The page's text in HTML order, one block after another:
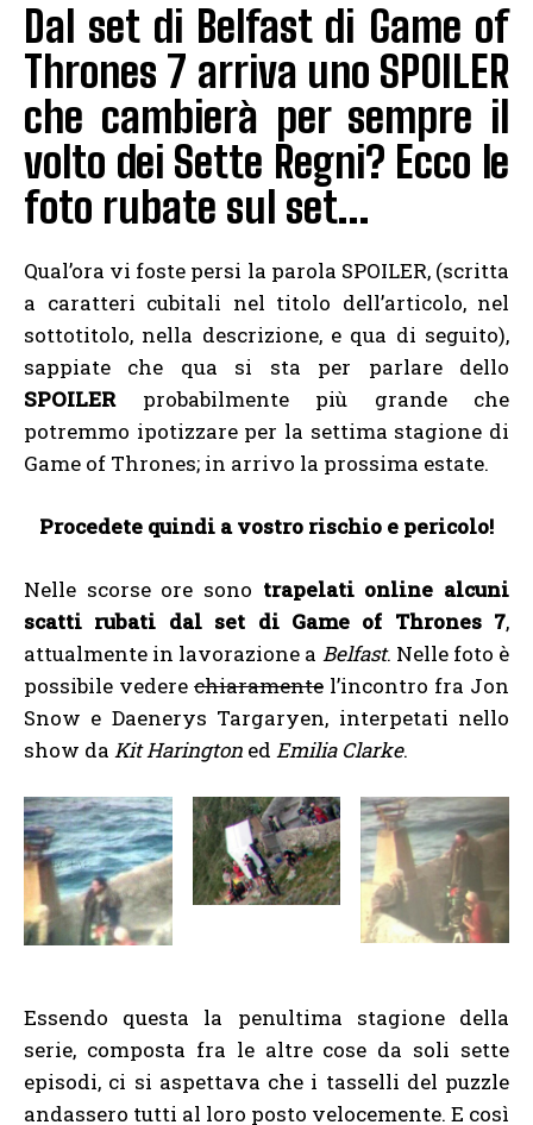
Dal set di Belfast di Game of
Thrones 7 arriva uno SPOILER
che cambierà per sempre il
volto dei Sette Regni? Ecco le
foto rubate sul set…
Qual’ora vi foste persi la parola SPOILER, (scritta
a caratteri cubitali nel titolo dell’articolo, nel
sottotitolo, nella descrizione, e qua di seguito),
sappiate che qua si sta per parlare dello
SPOILERprobabilmente più grande che
potremmo ipotizzare per la settima stagione di
Game of Thrones; in arrivo la prossima estate.
Procedete quindi a vostro rischio e pericolo!
Nelle scorse ore sono trapelati online alcuni
scatti rubati dal set di Game of Thrones 7,
attualmente in lavorazione a Belfast. Nelle foto è
possibile vedere chiaramente l’incontro fra Jon
Snow e Daenerys Targaryen, interpetati nello
show da Kit Harington ed Emilia Clarke.
Essendo questa la penultima stagione della
serie, composta fra le altre cose da soli sette
episodi, ci si aspettava che i tasselli del puzzle
andassero tutti al loro posto velocemente. E così